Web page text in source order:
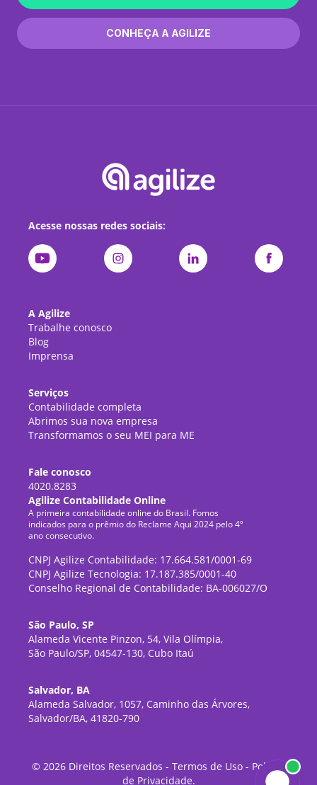
CONHEÇA A AGILIZE
Acesse nossas redes sociais:
A Agilize
Trabalhe conosco
Blog
Imprensa
Serviços
Contabilidade completa
Abrimos sua nova empresa
Transformamos o seu MEI para ME
Fale conosco
4020.8283
Agilize Contabilidade Online
A primeira contabilidade online do Brasil. Fomos
indicados para o prêmio do Reclame Aqui 2024 pelo 4º
ano consecutivo.
CNPJ Agilize Contabilidade: 17.664.581/0001-69
CNPJ Agilize Tecnologia: 17.187.385/0001-40
Conselho Regional de Contabilidade: BA-006027/O
São Paulo, SP
Alameda Vicente Pinzon, 54, Vila Olímpia,
São Paulo/SP, 04547-130, Cubo Itaú
Salvador, BA
Alameda Salvador, 1057, Caminho das Árvores,
Salvador/BA, 41820-790
© 2026Direitos Reservados - Termos de Uso- Política
de Privacidade.